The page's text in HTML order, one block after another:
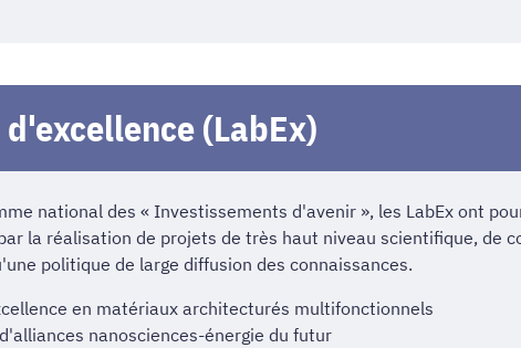
(LabEx)
national des « Investissements d'avenir », les LabEx ont
la réalisation de projets de très haut niveau scientifique, de
politique de large diffusion des connaissances.
en matériaux architecturés multifonctionnels
nanosciences-énergie du futur